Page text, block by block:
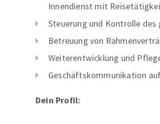
Innendienst mit
Steuerung und Kontrolle
Betreuung von
Weiterentwicklung und
Geschäftskommunikation
Dein Profil: